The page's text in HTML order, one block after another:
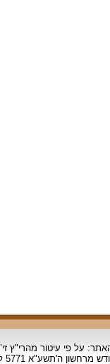
על פי עיטור מהרי"ץ
מרחשוןה'תשע"א 5771 לבריאת העולם, ב'שכ"ב 2322 לשטרות, 2010 למניינם.